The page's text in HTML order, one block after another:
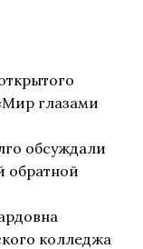
глазами
обсуждали
обратной
колледжа